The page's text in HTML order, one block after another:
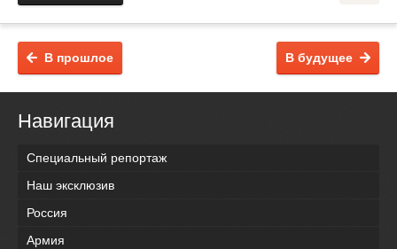
В будущее
В прошлое
Навигация
Специальный репортаж
Наш эксклюзив
Россия
Армия